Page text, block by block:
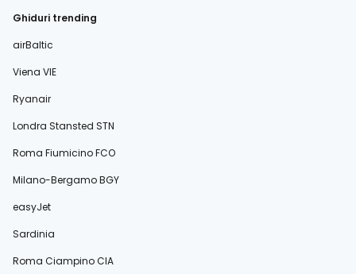
Ghiduri trending
airBaltic
Viena VIE
Ryanair
Londra Stansted STN
Roma Fiumicino FCO
Milano-Bergamo BGY
easyJet
Sardinia
Roma Ciampino CIA